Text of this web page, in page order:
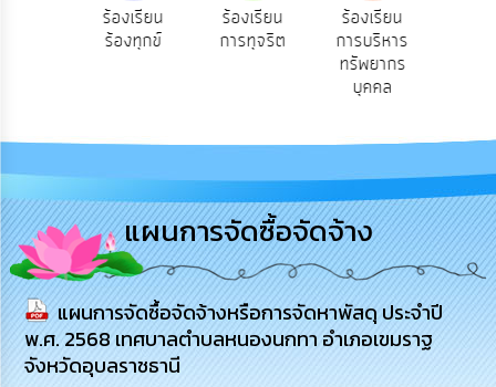
ทรัพยากร
การ
บริหาร
งาน
การ
ส่ง
เสริม
ความ
ร้องเรียน
ร้องทุกข์
ร้องเรียน
การทุจริต
ร้องเรียน
การบริหาร
ทรัพยากร
บุคคล
แผนการจัดซื้อจัดจ้าง
แผนการจัดซื้อจัดจ้างหรือการจัดหาพัสดุ ประจำปี
พ.ศ. 2568 เทศบาลตำบลหนองนกทา อำเภอเขมราฐ
จังหวัดอุบลราชธานี